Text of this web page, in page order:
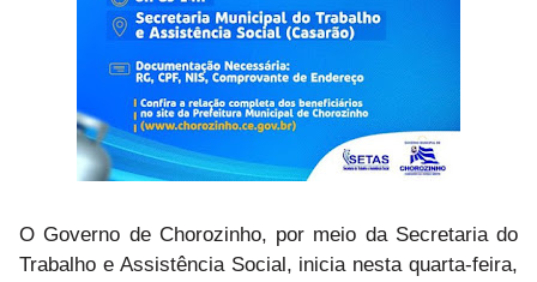
O Governo de Chorozinho, por meio da Secretaria do
Trabalho e Assistência Social, inicia nesta quarta-feira,